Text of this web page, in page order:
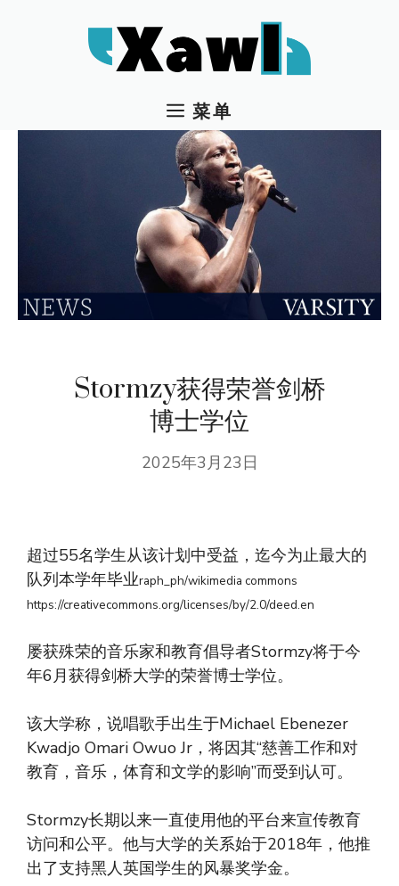
菜单
Stormzy获得荣誉剑桥
博士学位
2025年3月23日
超过55名学生从该计划中受益，迄今为止最大的
队列本学年毕业raph_ph/wikimedia commons
https://creativecommons.org/licenses/by/2.0/deed.en
屡获殊荣的音乐家和教育倡导者Stormzy将于今
年6月获得剑桥大学的荣誉博士学位。
该大学称，说唱歌手出生于Michael Ebenezer
Kwadjo Omari Owuo Jr，将因其“慈善工作和对
教育，音乐，体育和文学的影响”而受到认可。
Stormzy长期以来一直使用他的平台来宣传教育
访问和公平。他与大学的关系始于2018年，他推
出了支持黑人英国学生的风暴奖学金。